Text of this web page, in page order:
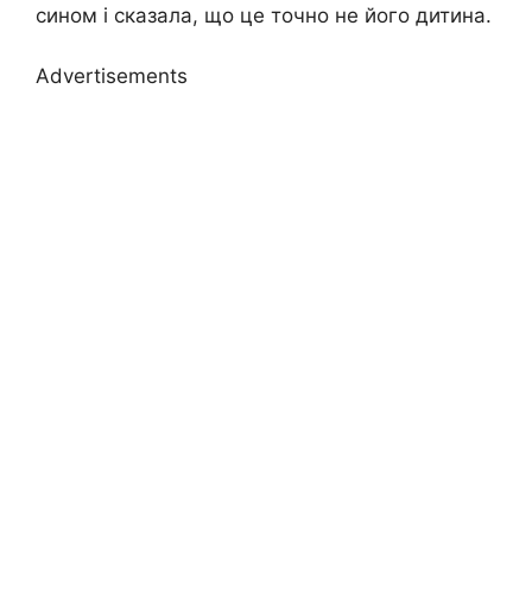
сином і сказала, що це точно не його дитина.
Advertisements